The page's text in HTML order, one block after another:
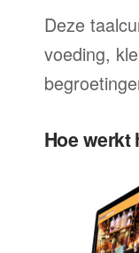
Deze
voeding,
Hoe werkt